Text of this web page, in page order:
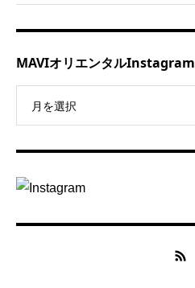
MAVIオリエンタルInstagram
月を選択